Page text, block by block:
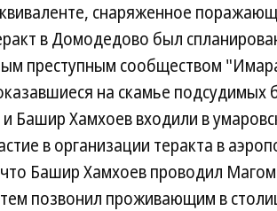
снаряженное
в Домодедово был
преступным сообществом
на скамье подсудимых
Башир Хамхоев входили в
в организации теракта в
Башир Хамхоев проводил
позвонил проживающим в